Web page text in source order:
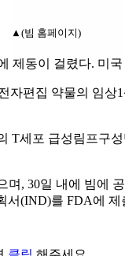
▲(빔 홈페이지)
제동이 걸렸다.
자편집 약물의 임
T세포 급성림프
, 30일 내에 빔에
(IND)를 FDA에